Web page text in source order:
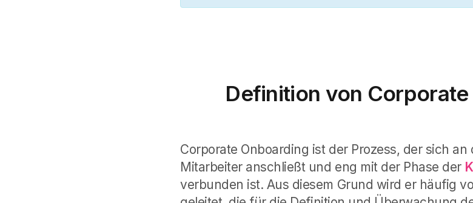
Definition von
Corporate Onboarding ist der Prozess, der sich an
Mitarbeiter anschließt und eng mit der Phase der
verbunden ist. Aus diesem Grund wird er häufig